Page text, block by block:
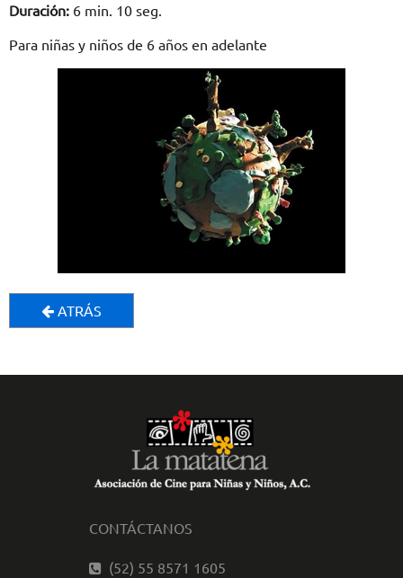
Duración: 6 min. 10 seg.
Para niñas y niños de 6 años en adelante
ATRÁS
CONTÁCTANOS
(52) 55 8571 1605